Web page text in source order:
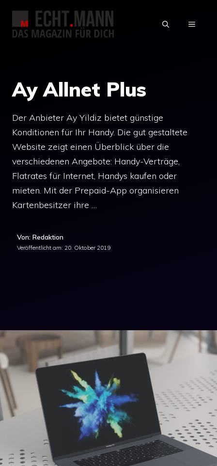
Inhalt
springen
MENÜ
Ay Allnet Plus
Der Anbieter Ay Yildiz bietet günstige
Konditionen für Ihr Handy. Die gut gestaltete
Website zeigt einen Überblick über die
verschiedenen Angebote: Handy-Verträge,
Flatrates für Internet, Handys kaufen oder
mieten. Mit der Prepaid-App organisieren
Kartenbesitzer ihre …
Von: Redaktion
Veröffentlicht am: 20. Oktober 2019